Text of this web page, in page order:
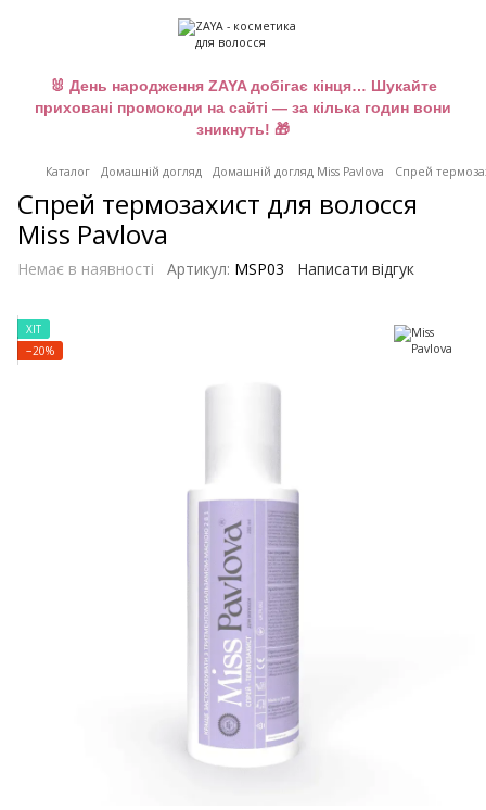
🐰 День народження ZAYA добігає кінця… Шукайте
приховані промокоди на сайті — за кілька годин вони
зникнуть! 🎁
Каталог Домашній догляд Домашній догляд Miss Pavlova Спрей
Спрей термозахист для волосся
Miss Pavlova
Немає в наявності Артикул: MSP03 Написати відгук
ХІТ
−20%